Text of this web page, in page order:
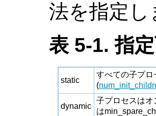
法を指定
表 5-1. 指
static
すべての子プ
(
dynamic
子プロセスは
は